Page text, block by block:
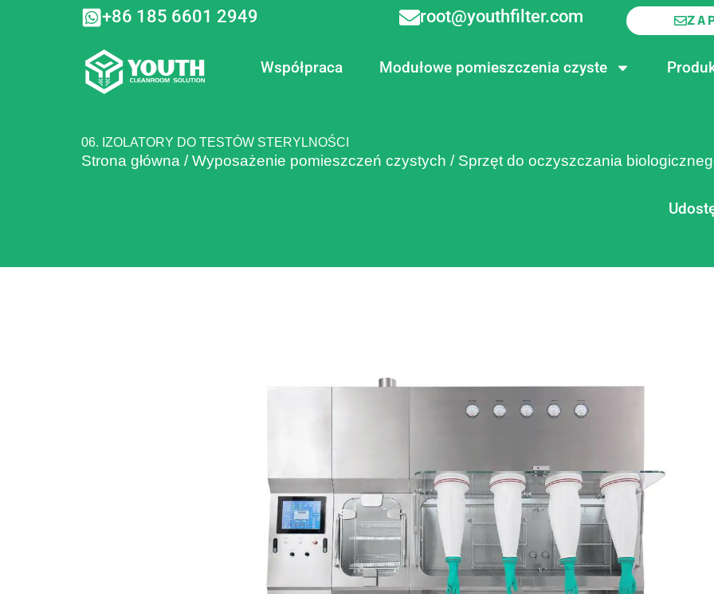
+86 185 6601 2949 root@youthfilter.com
Współpraca Modułowe pomieszczenia czyste
06. IZOLATORY DO TESTÓW STERYLNOŚCI
Strona główna /Wyposażenie pomieszczeń czystych / Sprzęt do oczyszczania